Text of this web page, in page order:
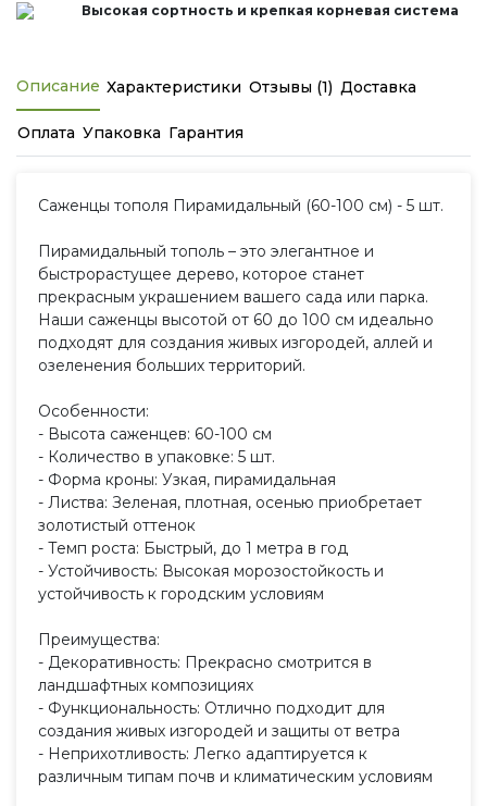
Высокая сортность и крепкая корневая система
Описание Характеристики Отзывы (1) Доставка
Оплата Упаковка Гарантия
Саженцы тополя Пирамидальный (60-100 см) - 5 шт.
Пирамидальный тополь – это элегантное и
быстрорастущее дерево, которое станет
прекрасным украшением вашего сада или парка.
Наши саженцы высотой от 60 до 100 см идеально
подходят для создания живых изгородей, аллей и
озеленения больших территорий.
Особенности:
- Высота саженцев: 60-100 см
- Количество в упаковке: 5 шт.
- Форма кроны: Узкая, пирамидальная
- Листва: Зеленая, плотная, осенью приобретает
золотистый оттенок
- Темп роста: Быстрый, до 1 метра в год
- Устойчивость: Высокая морозостойкость и
устойчивость к городским условиям
Преимущества:
- Декоративность: Прекрасно смотрится в
ландшафтных композициях
- Функциональность: Отлично подходит для
создания живых изгородей и защиты от ветра
- Неприхотливость: Легко адаптируется к
различным типам почв и климатическим условиям